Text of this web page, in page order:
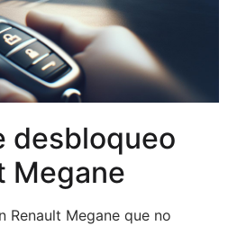
desbloqueo
Megane
Renault Megane que no